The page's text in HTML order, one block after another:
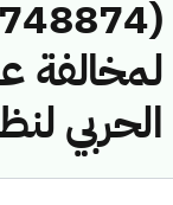
لمخالفة
الحربي